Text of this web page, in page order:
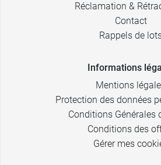
Réclamation &
Contact
Rappels de
Informations
Mentions
Protection des données
Conditions Générales
Conditions des
Gérer mes